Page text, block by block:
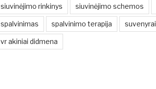
siuvinėjimo rinkinys siuvinėjimo schemos
spalvinimas spalvinimo terapija suvenyrai
vr akiniai didmena